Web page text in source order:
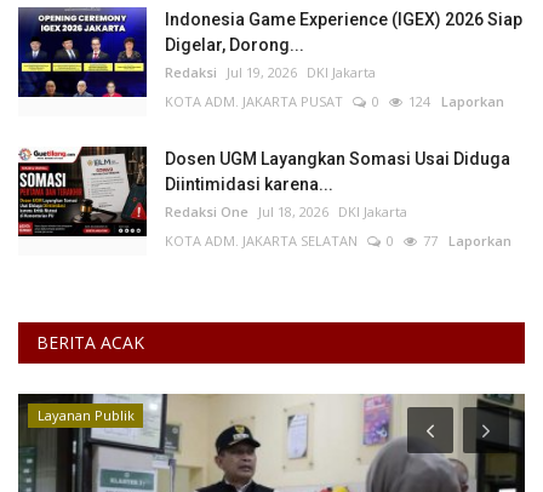
Indonesia Game Experience (IGEX) 2026 Siap
Digelar, Dorong...
Redaksi Jul 19, 2026 DKI Jakarta
KOTA ADM. JAKARTA PUSAT
0 124 Laporkan
Dosen UGM Layangkan Somasi Usai Diduga
Diintimidasi karena...
Redaksi One Jul 18, 2026 DKI Jakarta
KOTA ADM. JAKARTA SELATAN
0 77 Laporkan
BERITA ACAK
Layanan Publik